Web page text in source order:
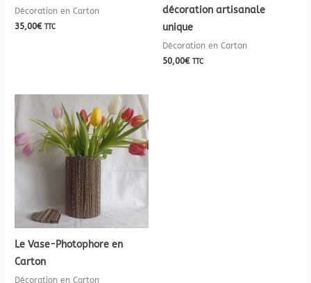
Décoration en Carton
35,00€ TTC
décoration artisanale
unique
Décoration en Carton
50,00€ TTC
Le Vase-Photophore en
Carton
Décoration en Carton